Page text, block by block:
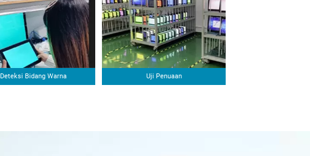
Deteksi Bidang Warna Uji Penuaan